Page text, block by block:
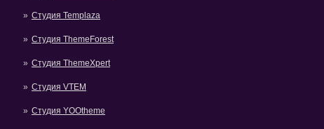
Студия Templaza
Студия ThemeForest
Студия ThemeXpert
Студия VTEM
Студия YOOtheme